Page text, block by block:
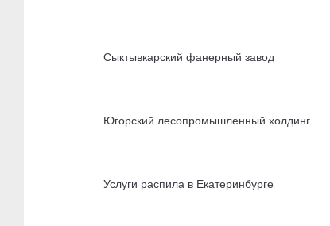
Сыктывкарский фанерный завод
Югорский лесопромышленный холдинг
Услуги распила в Екатеринбурге